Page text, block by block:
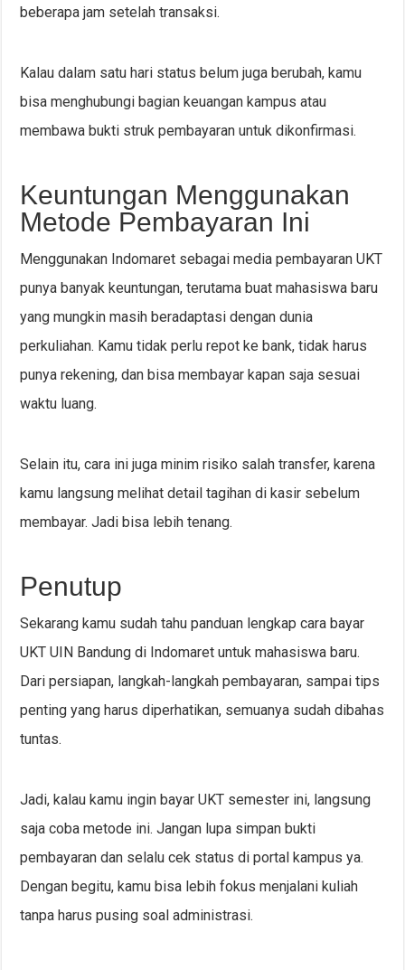
beberapa jam setelah transaksi.
Kalau dalam satu hari status belum juga berubah, kamu
bisa menghubungi bagian keuangan kampus atau
membawa bukti struk pembayaran untuk dikonfirmasi.
Keuntungan Menggunakan
Metode Pembayaran Ini
Menggunakan Indomaret sebagai media pembayaran UKT
punya banyak keuntungan, terutama buat mahasiswa baru
yang mungkin masih beradaptasi dengan dunia
perkuliahan. Kamu tidak perlu repot ke bank, tidak harus
punya rekening, dan bisa membayar kapan saja sesuai
waktu luang.
Selain itu, cara ini juga minim risiko salah transfer, karena
kamu langsung melihat detail tagihan di kasir sebelum
membayar. Jadi bisa lebih tenang.
Penutup
Sekarang kamu sudah tahu panduan lengkap cara bayar
UKT UIN Bandung di Indomaret untuk mahasiswa baru.
Dari persiapan, langkah-langkah pembayaran, sampai tips
penting yang harus diperhatikan, semuanya sudah dibahas
tuntas.
Jadi, kalau kamu ingin bayar UKT semester ini, langsung
saja coba metode ini. Jangan lupa simpan bukti
pembayaran dan selalu cek status di portal kampus ya.
Dengan begitu, kamu bisa lebih fokus menjalani kuliah
tanpa harus pusing soal administrasi.